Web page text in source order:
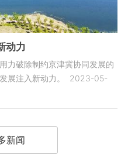
动力
力破除制约京津冀协同发展的
展注入新动力。
2023-05-
新闻